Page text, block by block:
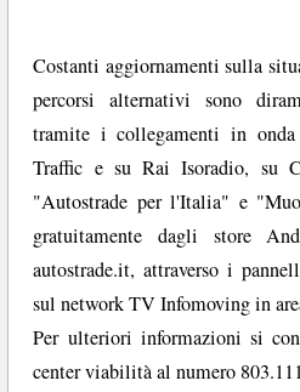
Costanti aggiornamenti sulla
percorsi alternativi sono
tramite i collegamenti in onda
Traffic e su Rai Isoradio, su
"Autostrade per l'Italia" e
gratuitamente dagli store
autostrade.it, attraverso i
sul network TV Infomoving in
Per ulteriori informazioni si
center viabilità al numero